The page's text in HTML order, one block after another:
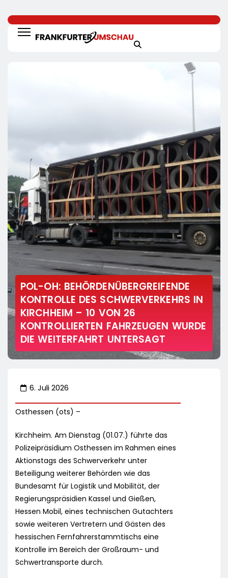
POL-OH: BEHÖRDENÜBERGREIFENDE
KONTROLLE DES SCHWERVERKEHRS IN
KIRCHHEIM – 10 VON 26
KONTROLLIERTEN FAHRZEUGEN WURDE
DIE WEITERFAHRT UNTERSAGT
6. Juli 2026
Osthessen (ots) –
Kirchheim. Am Dienstag (01.07.) führte das
Polizeipräsidium Osthessen im Rahmen eines
Aktionstags des Schwerverkehr unter
Beteiligung weiterer Behörden wie das
Bundesamt für Logistik und Mobilität, der
Regierungspräsidien Kassel und Gießen,
Hessen Mobil, eines technischen Gutachters
sowie weiteren Vertretern und Gästen des
hessischen Fernfahrerstammtischs eine
Kontrolle im Bereich der Großraum- und
Schwertransporte durch.